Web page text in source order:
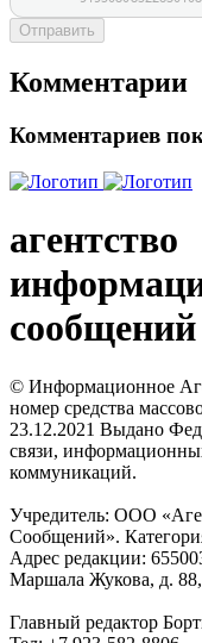
Отправить
Комментарии
Комментариев
агентство
сообщений
© Информационное
номер средства
23.12.2021 Выдано
связи,
коммуникаций.
Учредитель: ООО
Сообщений».
Адрес редакции:
Маршала Жукова, д.
Главный редактор